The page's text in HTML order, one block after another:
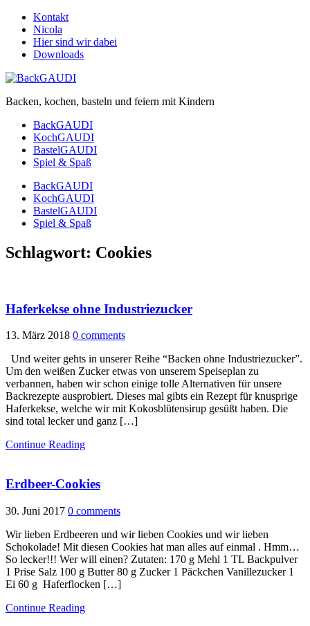
Kontakt
Nicola
Hier sind wir dabei
Downloads
Backen, kochen, basteln und feiern mit Kindern
BackGAUDI
KochGAUDI
BastelGAUDI
Spiel & Spaß
BackGAUDI
KochGAUDI
BastelGAUDI
Spiel & Spaß
Schlagwort: Cookies
Haferkekse ohne Industriezucker
13. März 2018 0 comments
Und weiter gehts in unserer Reihe “Backen ohne Industriezucker”.
Um den weißen Zucker etwas von unserem Speiseplan zu
verbannen, haben wir schon einige tolle Alternativen für unsere
Backrezepte ausprobiert. Dieses mal gibts ein Rezept für knusprige
Haferkekse, welche wir mit Kokosblütensirup gesüßt haben. Die
sind total lecker und ganz […]
Continue Reading
Erdbeer-Cookies
30. Juni 2017 0 comments
Wir lieben Erdbeeren und wir lieben Cookies und wir lieben
Schokolade! Mit diesen Cookies hat man alles auf einmal . Hmm…
So lecker!!! Wer will einen? Zutaten: 170 g Mehl 1 TL Backpulver
1 Prise Salz 100 g Butter 80 g Zucker 1 Päckchen Vanillezucker 1
Ei 60 g Haferflocken […]
Continue Reading